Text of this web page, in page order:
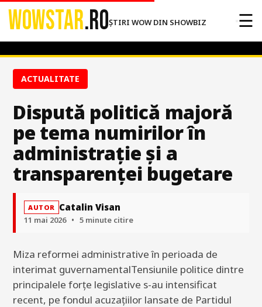
WOWSTAR.ROȘTIRI WOW DIN SHOWBIZ ☰
ACTUALITATE
Dispută politică majoră
pe tema numirilor în
administrație și a
transparenței bugetare
AUTOR Catalin Visan
11 mai 2026 • 5 minute citire
Miza reformei administrative în perioada de
interimat guvernamentalTensiunile politice dintre
principalele forțe legislative s-au intensificat
recent, pe fondul acuzațiilor lansate de Partidul